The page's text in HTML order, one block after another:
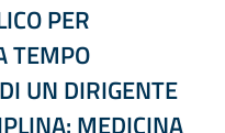
PER
TEMPO
UN DIRIGENTE
MEDICINA